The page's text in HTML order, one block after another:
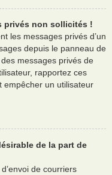
privés non sollicités !
les messages privés d’un
depuis le panneau de
messages privés de
rapportez ces
empêcher un utilisateur
de la part de
de courriers